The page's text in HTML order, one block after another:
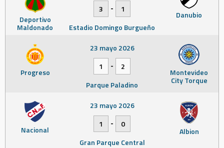
Deportivo
Maldonado
Danubio
3
-
1
Estadio Domingo Burgueño
Progreso Montevideo
City Torque
23 mayo 2026
1
-
2
Parque Paladino
Nacional Albion
23 mayo 2026
1
-
0
Gran Parque Central